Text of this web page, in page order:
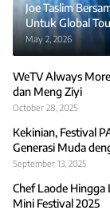
Joe Taslim
Untuk Global
May 2, 2026
WeTV Always
dan Meng Ziyi
October 28, 2025
Kekinian, Festival
Generasi Muda
September 13, 2025
Chef Laode Hingga
Mini Festival 2025